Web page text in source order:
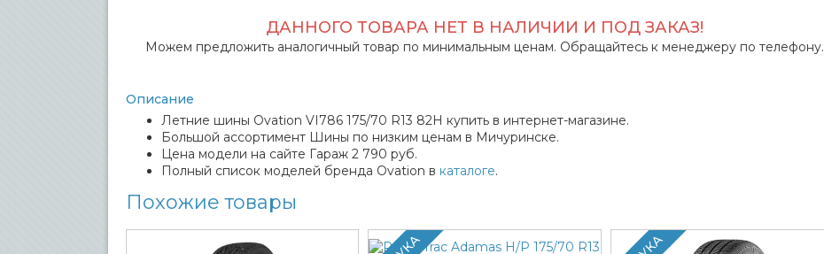
ДАННОГО ТОВАРА НЕТ В НАЛИЧИИ И ПОД ЗАКАЗ!
Можем предложить аналогичный товар по минимальным ценам. Обращайтесь к менеджеру по телефону.
Описание
Летние шины Ovation VI786 175/70 R13 82H купить в интернет-магазине.
Большой ассортимент Шины по низким ценам в Мичуринске.
Цена модели на сайте Гараж 2 790 руб.
Полный список моделей бренда Ovation в каталоге.
Похожие товары